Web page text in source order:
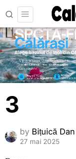
3
by Bițuică Dan
27 mai 2025